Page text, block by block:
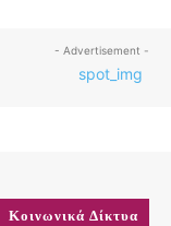
- Advertisement -
Κοινωνικά Δίκτυα